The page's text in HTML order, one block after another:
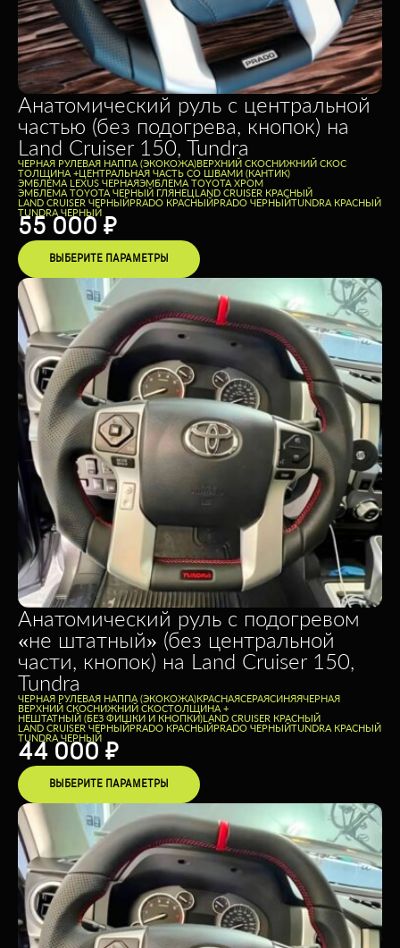
Анатомический руль c центральной
частью (без подогрева, кнопок) на
Land Cruiser 150, Tundra
ЧЕРНАЯ РУЛЕВАЯ НАППА (ЭКОКОЖА)ВЕРХНИЙ СКОСНИЖНИЙ СКОС
ТОЛЩИНА +ЦЕНТРАЛЬНАЯ ЧАСТЬ СО ШВАМИ (КАНТИК)
ЭМБЛЕМА LEXUS ЧЕРНАЯЭМБЛЕМА TOYOTA ХРОМ
ЭМБЛЕМА TOYOTA ЧЕРНЫЙ ГЛЯНЕЦ LAND CRUISER КРАСНЫЙ
LAND CRUISER ЧЕРНЫЙPRADO КРАСНЫЙPRADO ЧЕРНЫЙTUNDRA КРАСНЫЙ
TUNDRA ЧЕРНЫЙ
55 000 ₽
ВЫБЕРИТЕ ПАРАМЕТРЫ
Анатомический руль c подогревом
«не штатный» (без центральной
части, кнопок) на Land Cruiser 150,
Tundra
ЧЕРНАЯ РУЛЕВАЯ НАППА (ЭКОКОЖА)КРАСНАЯСЕРАЯСИНЯЯЧЕРНАЯ
ВЕРХНИЙ СКОСНИЖНИЙ СКОСТОЛЩИНА +
НЕШТАТНЫЙ (БЕЗ ФИШКИ И КНОПКИ)LAND CRUISER КРАСНЫЙ
LAND CRUISER ЧЕРНЫЙPRADO КРАСНЫЙPRADO ЧЕРНЫЙTUNDRA КРАСНЫЙ
TUNDRA ЧЕРНЫЙ
44 000 ₽
ВЫБЕРИТЕ ПАРАМЕТРЫ